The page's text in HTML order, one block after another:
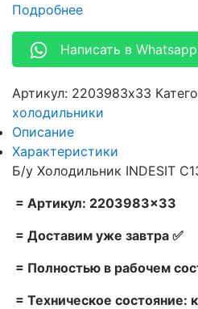
Подробнее
Написать в Whatsapp
Артикул: 2203983x33
холодильники
Описание
Характеристики
Б/у Холодильник INDESIT
= Артикул: 2203983×33
= Доставим уже завтра ✅
= Полностью в рабочем
= Техническое состояние: